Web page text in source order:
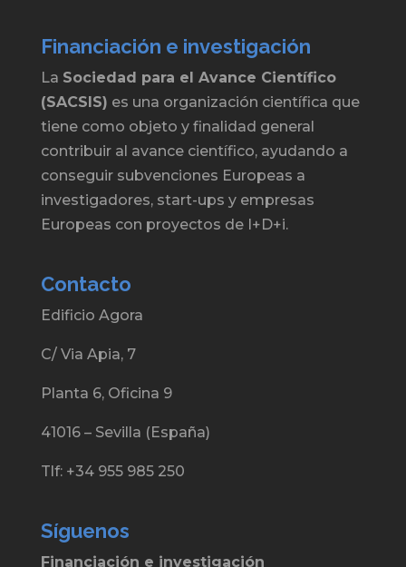
Financiación e investigación
La Sociedad para el Avance Científico
(SACSIS) es una organización científica que
tiene como objeto y finalidad general
contribuir al avance científico, ayudando a
conseguir subvenciones Europeas a
investigadores, start-ups y empresas
Europeas con proyectos de I+D+i.
Contacto
Edificio Agora
C/ Via Apia, 7
Planta 6, Oficina 9
41016 – Sevilla (España)
Tlf: +34 955 985 250
Síguenos
Financiación e investigación